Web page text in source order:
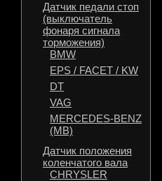
Датчик педали стоп
(выключатель
фонаря сигнала
торможения)
BMW
EPS / FACET / KW
DT
VAG
MERCEDES-BENZ
(MB)
Датчик положения
коленчатого вала
CHRYSLER